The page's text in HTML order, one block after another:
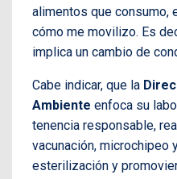
alimentos que consumo,
cómo me movilizo. Es
implica un cambio de
Cabe indicar, que la
Ambiente enfoca su
tenencia responsable,
vacunación, microchipeo
esterilización y